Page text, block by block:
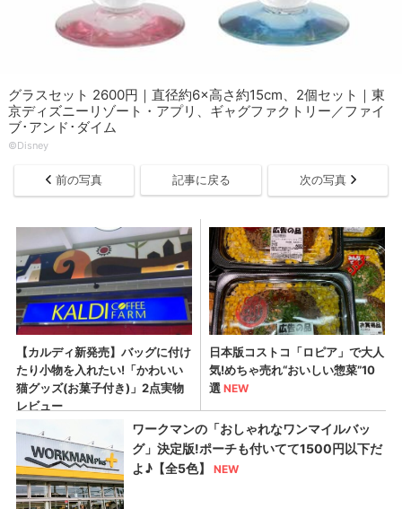
グラスセット 2600円｜直径約6×高さ約15cm、2個セット｜東
京ディズニーリゾート・アプリ、ギャグファクトリー／ファイ
ブ･アンド･ダイム
©︎Disney
前の写真 記事に戻る 次の写真